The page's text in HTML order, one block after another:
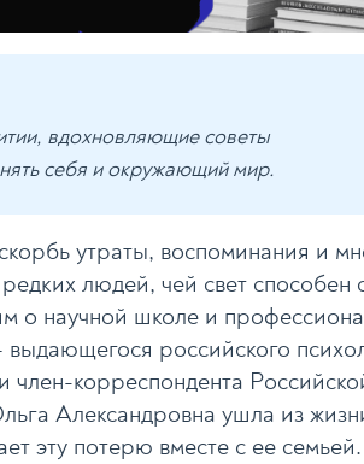
вдохновляющие советы
себя и окружающий мир.
утраты, воспоминания и
людей, чей свет способен
о научной школе и
выдающегося российского
член-корреспондента
Александровна ушла из
эту потерю вместе с ее семьей.